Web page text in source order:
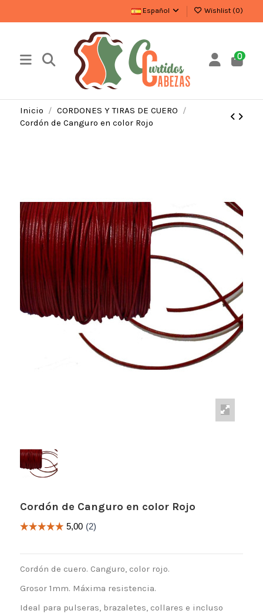
Español Wishlist (0)
0
Inicio
CORDONES Y TIRAS DE CUERO
Cordón de Canguro en color Rojo
Cordón de Canguro en color Rojo
Cordón de cuero. Canguro, color rojo.
Grosor 1mm. Máxima resistencia.
Ideal para pulseras, brazaletes, collares e incluso